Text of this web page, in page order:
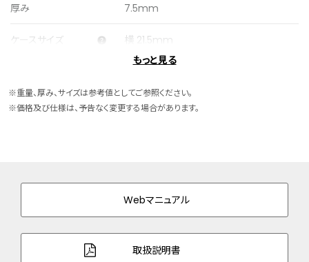
厚み 7.5mm
ケースサイズ 横 21.5mm
ケース表面処理 めっき(グレー色)
バンド幅 16.0mm
バンド調整可能サイ
130～185mm
もっと見る
※重量、厚み、サイズは参考値としてご参照ください。
※価格及び仕様は、予告なく変更する場合があります。
Webマニュアル
取扱説明書